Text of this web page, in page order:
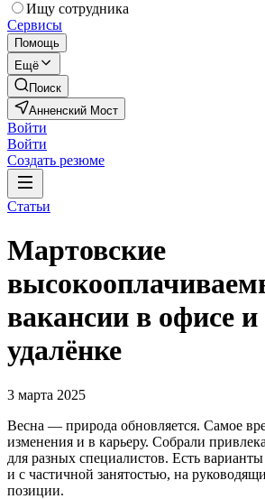
Ищу сотрудника
Сервисы
Помощь
Ещё
Поиск
Анненский Мост
Войти
Войти
Создать резюме
Статьи
Мартовские
вакансии в офисе и
удалёнке
3 марта 2025
Весна — природа обновляется. Самое
изменения и в карьеру. Собрали
для разных специалистов. Есть
и с частичной занятостью, на
позиции.